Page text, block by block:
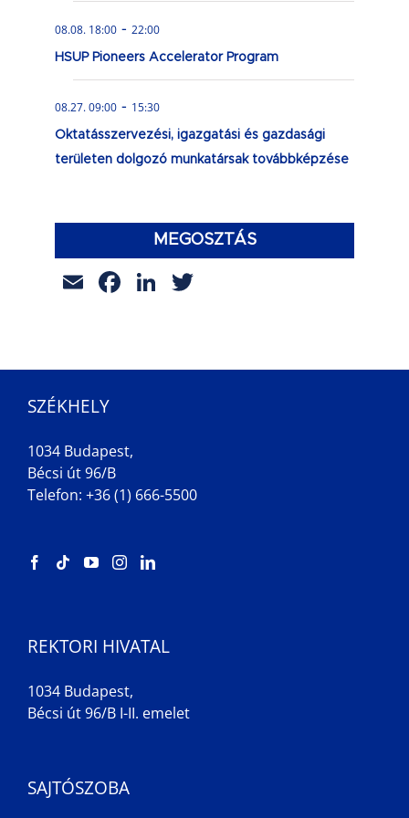
08.08. 18:00 - 22:00
HSUP Pioneers Accelerator Program
08.27. 09:00 - 15:30
Oktatásszervezési, igazgatási és gazdasági
területen dolgozó munkatársak továbbképzése
MEGOSZTÁS
EmailFacebook
LinkedIn
SZÉKHELY
1034 Budapest,
Bécsi út 96/B
Telefon: +36 (1) 666-5500
REKTORI HIVATAL
1034 Budapest,
Bécsi út 96/B I-II. emelet
SAJTÓSZOBA